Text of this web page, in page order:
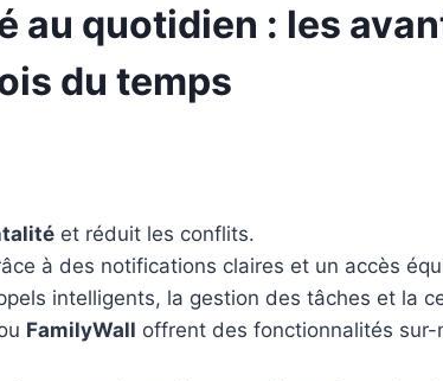
quotidien : les
du temps
et réduit les conflits.
à des notifications claires et un accès
intelligents, la gestion des tâches et la
FamilyWall offrent des fonctionnalités